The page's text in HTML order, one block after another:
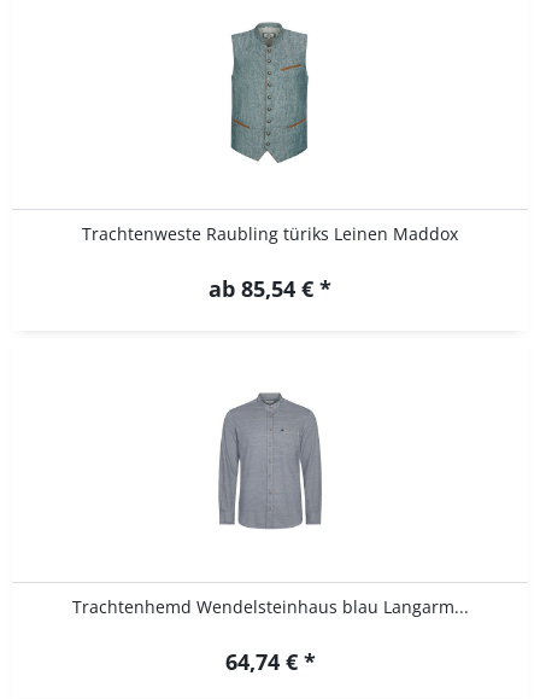
Trachtenweste Raubling türiks Leinen Maddox
ab 85,54 € *
Trachtenhemd Wendelsteinhaus blau Langarm...
64,74 € *